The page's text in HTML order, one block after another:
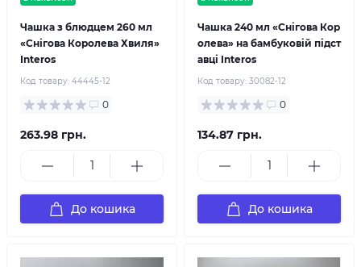
Чашка з блюдцем 260 мл
«Снігова Королева Хвиля»
Interos
Код товару: 44445-12
0
263.98 грн.
До кошика
Чашка 240 мл «Снігова Кор
олева» на бамбуковій підст
авці Interos
Код товару: 30082-12
0
134.87 грн.
До кошика